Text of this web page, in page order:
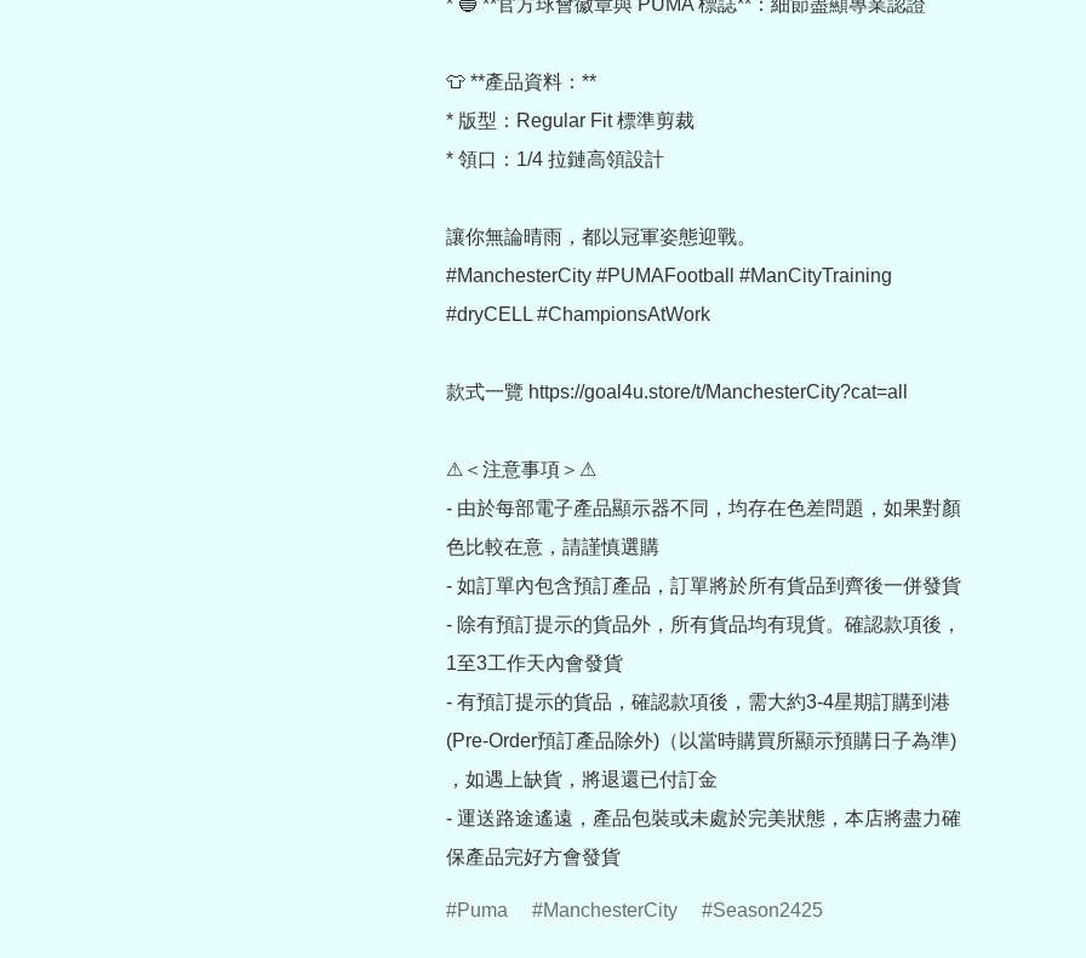
* 🔵 **官方球會徽章與 PUMA 標誌**：細節盡顯專業認證
👕 **產品資料：**
* 版型：Regular Fit 標準剪裁
* 領口：1/4 拉鏈高領設計
讓你無論晴雨，都以冠軍姿態迎戰。
#ManchesterCity #PUMAFootball #ManCityTraining
#dryCELL #ChampionsAtWork
款式一覽 https://goal4u.store/t/ManchesterCity?cat=all
⚠＜注意事項＞⚠
- 由於每部電子產品顯示器不同，均存在色差問題，如果對顏
色比較在意，請謹慎選購
- 如訂單內包含預訂產品，訂單將於所有貨品到齊後一併發貨
- 除有預訂提示的貨品外，所有貨品均有現貨。確認款項後，
1至3工作天內會發貨
- 有預訂提示的貨品，確認款項後，需大約3-4星期訂購到港
(Pre-Order預訂產品除外)（以當時購買所顯示預購日子為準)
，如遇上缺貨，將退還已付訂金
- 運送路途遙遠，產品包裝或未處於完美狀態，本店將盡力確
保產品完好方會發貨
Puma ManchesterCity Season2425